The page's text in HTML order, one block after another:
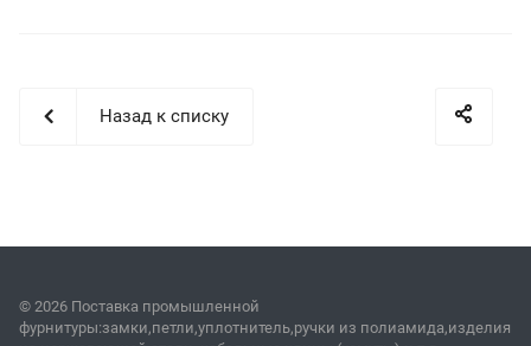
Назад к списку
© 2026 Поставка промышленной
фурнитуры:замки,петли,уплотнитель,ручки из полиамида,изделия